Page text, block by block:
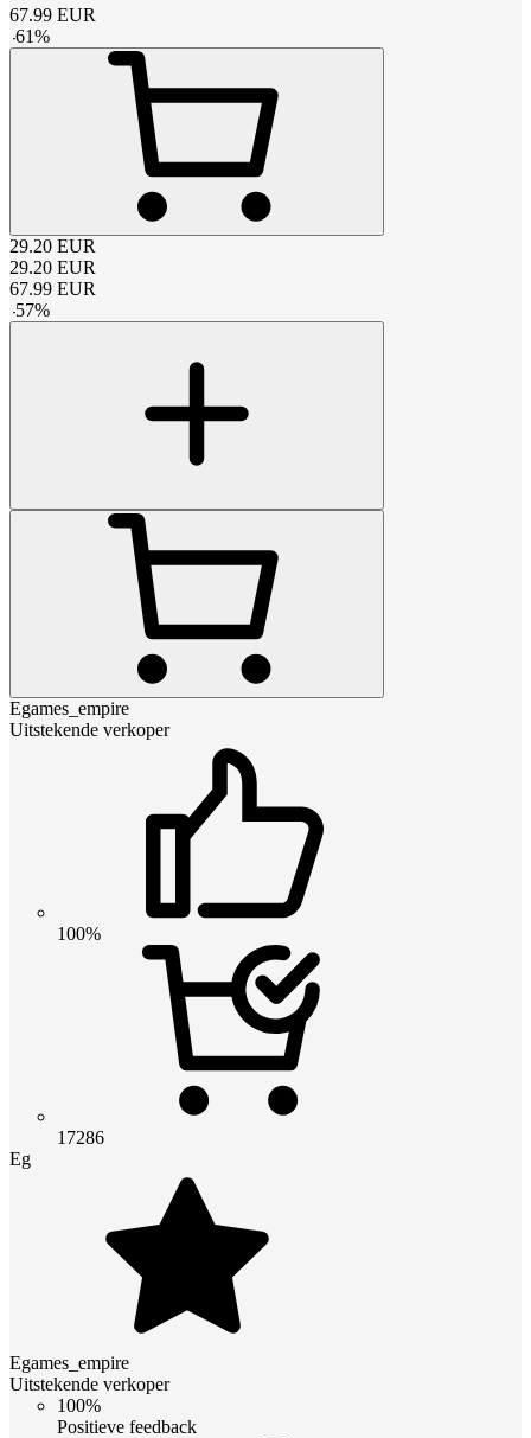
67.99 EUR
-61%
29.20 EUR
29.20 EUR
67.99 EUR
-57%
Egames_empire
Uitstekende verkoper
100%
17286
Eg
Egames_empire
Uitstekende verkoper
100%
Positieve feedback